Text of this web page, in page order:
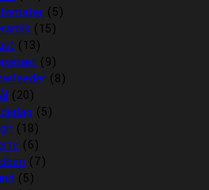
(5)
(15)
(13)
(9)
(8)
(20)
(5)
(18)
(6)
(7)
(5)